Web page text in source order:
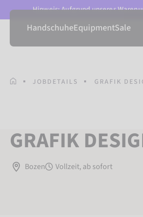
Hinweis: Aufgrund unseres
HandschuheEquipmentSale
JOBDETAILS GRAFIK
GRAFIK
Bozen Vollzeit, ab sofort